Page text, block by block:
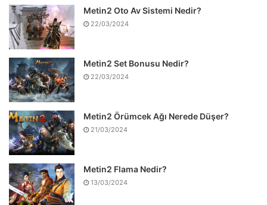
Metin2 Oto Av Sistemi Nedir?
22/03/2024
Metin2 Set Bonusu Nedir?
22/03/2024
Metin2 Örümcek Ağı Nerede Düşer?
21/03/2024
Metin2 Flama Nedir?
13/03/2024